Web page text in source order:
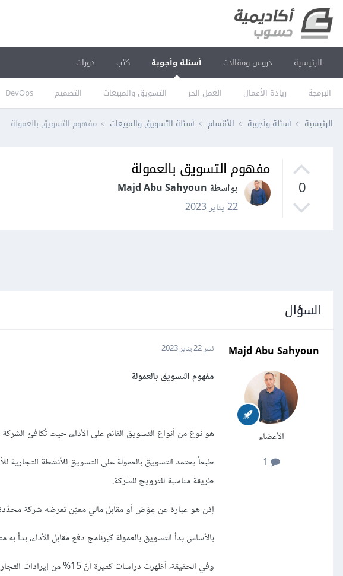
الرئيسية دروس ومقالات أسئلة وأجوبة
البرمجة ريادة الأعمال العمل الحر التسويق والمبيعات التصميم DevOps
كتب دورات
الرئيسية أسئلة وأجوبة الأقسام أسئلة التسويق والمبيعات مفهوم التسويق بالعمولة
0
مفهوم التسويق بالعمولة
بواسطة Majd Abu Sahyoun
22 يناير 2023
السؤال
Majd Abu Sahyoun
الأعضاء
نشر22 يناير 2023
مفهوم التسويق بالعمولة
هو نوع من أنواع التسويق القائم على الأداء، حيث تُكافئ
طبعاً يعتمد التسويق بالعمولة على التسويق للأنشطة
طريقة مناسبة للترويج للشركة.
إذن هو عبارة عن عِوَض أو مقابل مالي معيّن تعرضه شركة
بالأساس بدأ التسويق بالعمولة كبرنامج دفع مقابل الأداء،
وفي الحقيقة، أظهرت دراسات كثيرة أنّ 15% من إيرادات التجارة الإلكترونية تحصّلت بفضل التسويق بالعمولة.